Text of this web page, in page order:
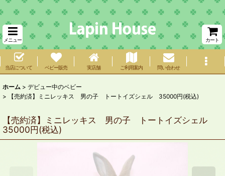
メニュー カート
当店について ベビー販売 実店舗 ご利用案内 問い合わせ
ホーム > デビュー中のベビー
>
【売約済】ミニレッキス 男の子 トートイズシェル 35000円(税込)
【売約済】ミニレッキス 男の子 トートイズシェル
35000円(税込)